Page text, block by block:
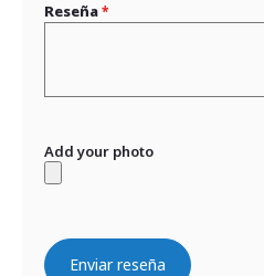
Reseña
Add your photo
Enviar reseña